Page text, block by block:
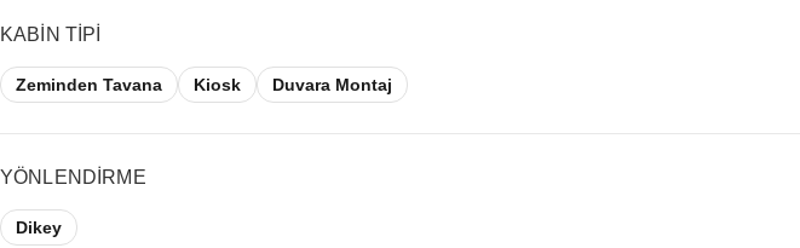
KABIN TIPI
Zeminden Tavana Kiosk Duvara Montaj
YÖNLENDIRME
Dikey